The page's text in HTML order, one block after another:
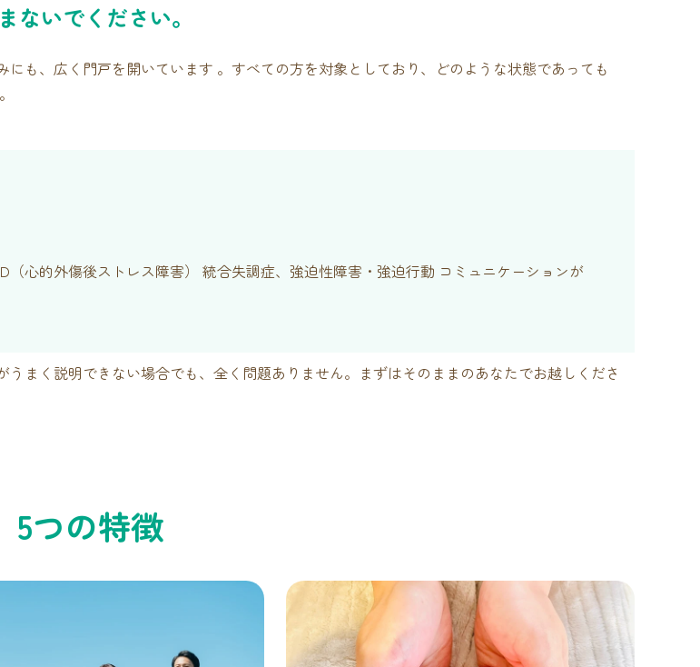
ないでください。
も、広く門戸を開いています 。すべての方を対象としており、どのような状態であっても
心的外傷後ストレス障害） 統合失調症、強迫性障害・強迫行動 コミュニケーションが
まく説明できない場合でも、全く問題ありません。まずはそのままのあなたでお越しくださ
5つの特徴